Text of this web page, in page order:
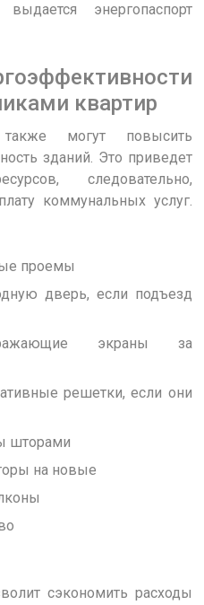
энергопаспорт
квартир
также могут повысить
зданий. Это приведет
следовательно,
коммунальных услуг.
проемы
дверь, если подъезд
экраны за
решетки, если они
шторами
на новые
сэкономить расходы